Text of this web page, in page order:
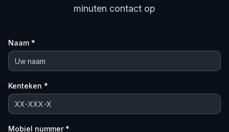
minuten contact op
Naam *
Kenteken *
Mobiel nummer *